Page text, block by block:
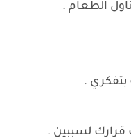
الطعام .
بتفكري .
قرارك لسببين .